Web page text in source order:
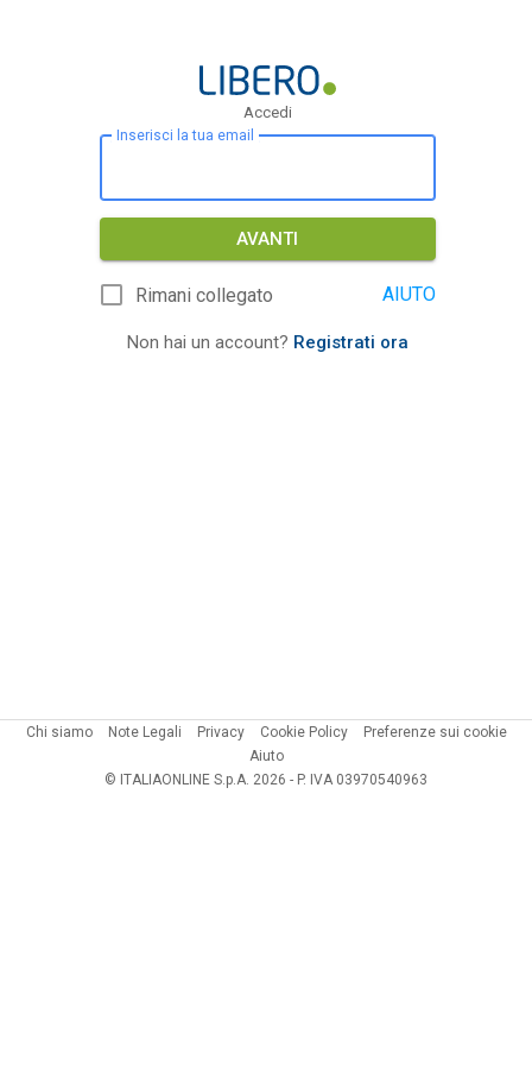
Accedi
Inserisci la tua email
AVANTI
Rimani collegato AIUTO
Non hai un account? Registrati ora
Chi siamo Note Legali Privacy Cookie Policy
Preferenze sui cookie
Aiuto
© ITALIAONLINE S.p.A. 2026 - P. IVA 03970540963